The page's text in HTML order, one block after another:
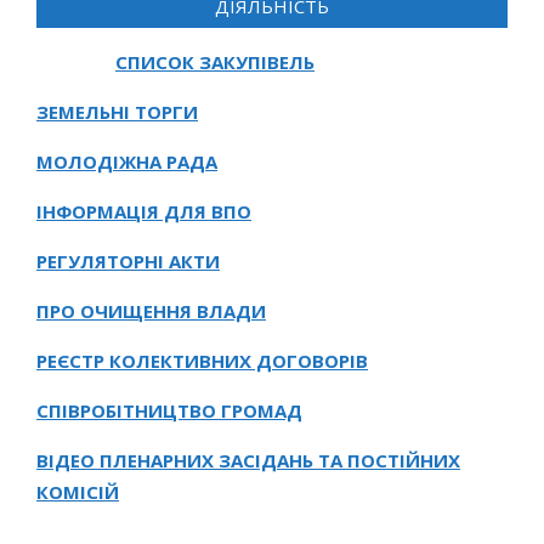
ДІЯЛЬНІСТЬ
СПИСОК ЗАКУПІВЕЛЬ
ЗЕМЕЛЬНІ ТОРГИ
МОЛОДІЖНА РАДА
ІНФОРМАЦІЯ ДЛЯ ВПО
РЕГУЛЯТОРНІ АКТИ
ПРО ОЧИЩЕННЯ ВЛАДИ
РЕЄСТР КОЛЕКТИВНИХ ДОГОВОРІВ
СПІВРОБІТНИЦТВО ГРОМАД
ВІДЕО ПЛЕНАРНИХ ЗАСІДАНЬ ТА ПОСТІЙНИХ
КОМІСІЙ